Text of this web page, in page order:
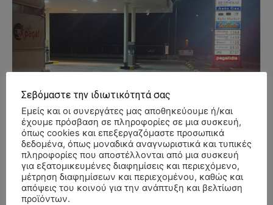
Σεβόμαστε την ιδιωτικότητά σας
Εμείς και οι συνεργάτες μας αποθηκεύουμε ή/και
έχουμε πρόσβαση σε πληροφορίες σε μια συσκευή,
όπως cookies και επεξεργαζόμαστε προσωπικά
δεδομένα, όπως μοναδικά αναγνωριστικά και τυπικές
πληροφορίες που αποστέλλονται από μια συσκευή
για εξατομικευμένες διαφημίσεις και περιεχόμενο,
μέτρηση διαφημίσεων και περιεχομένου, καθώς και
απόψεις του κοινού για την ανάπτυξη και βελτίωση
προϊόντων.